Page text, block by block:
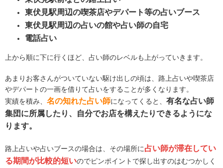
東伏見駅周辺の喫茶店やデパート等の占いブース
東伏見駅周辺の占いの館や占い師の自宅
電話占い
上から順に下に行くほど、占い師のレベルも上がっていきます。
あまりお客さんがついていない駆け出しの頃は、路上占いや喫茶店
やデパートの一画を借りて占いをすることが多くなります。
実績を積み、 名の知れた占い師になってくると、 有名な占い師
集団に所属したり、自分でお店を構えたりできるようにな
ります。
路上占いや占いブースの場合は、その場所に占い師が滞在してい
る期間が比較的短いのでピンポイントで探し出すのはむつかしく